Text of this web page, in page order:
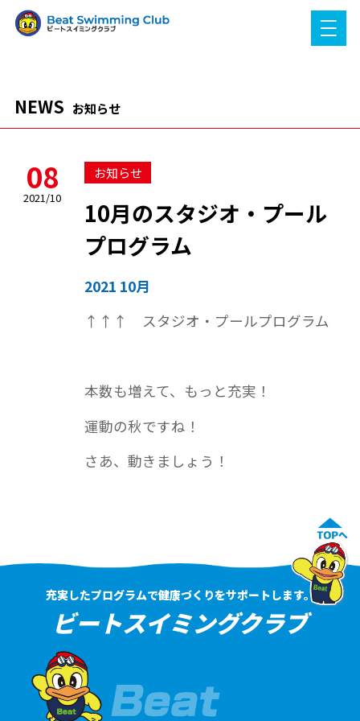
NEWS お知らせ
08
2021/10
お知らせ
10月のスタジオ・プール
プログラム
2021 10月
↑↑↑ スタジオ・プールプログラム
本数も増えて、もっと充実！
運動の秋ですね！
さあ、動きましょう！
充実したプログラムで健康づくりをサポートします。
ビートスイミングクラブ